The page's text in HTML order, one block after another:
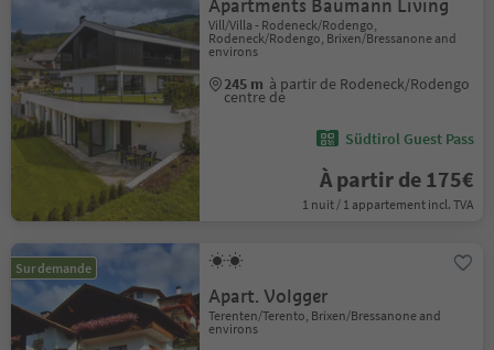
Apartments Baumann Living
Vill/Villa - Rodeneck/Rodengo,
Rodeneck/Rodengo, Brixen/Bressanone and
environs
245 m à partir de Rodeneck/Rodengo
centre de
Südtirol Guest Pass
À partir de 175€
1 nuit / 1 appartement incl. TVA
Sur demande
Apart. Volgger
Terenten/Terento, Brixen/Bressanone and
environs